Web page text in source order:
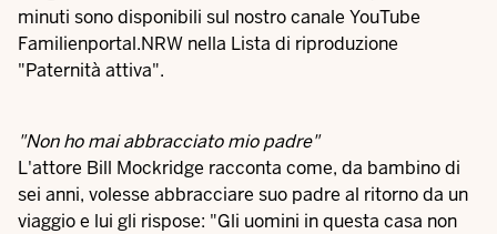
minuti sono disponibili sul nostro canale YouTube
Familienportal.NRW nella Lista di riproduzione
"Paternità attiva".
"Non ho mai abbracciato mio padre"
L'attore Bill Mockridge racconta come, da bambino di
sei anni, volesse abbracciare suo padre al ritorno da un
viaggio e lui gli rispose: "Gli uomini in questa casa non